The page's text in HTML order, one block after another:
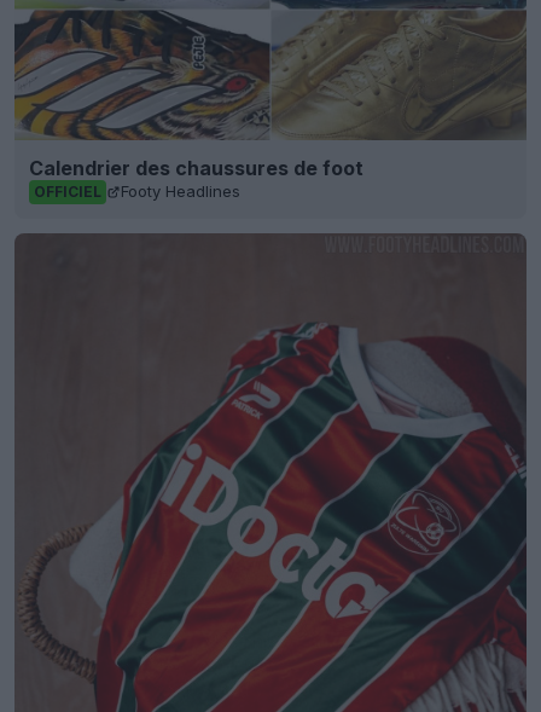
Calendrier des chaussures de foot
OFFICIEL Footy Headlines